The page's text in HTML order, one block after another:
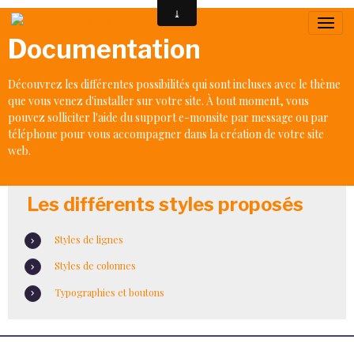
Documentation
Découvrez les différentes possibilités qui sont incluses avec le thème
que vous venez d'installer sur votre site. À tout moment, vous
pouvez solliciter l'aide du support e-monsite par message oupar
téléphone pour vous accompagner dans la création de votre site
web.
Les différents styles proposés
Styles de lignes
Styles de colonnes
Typographies et boutons